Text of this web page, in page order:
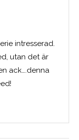
intresserad.
utan det är
ack….denna